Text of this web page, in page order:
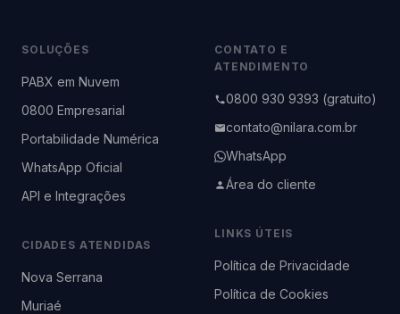
SOLUÇÕES
PABX em Nuvem
0800 Empresarial
Portabilidade Numérica
WhatsApp Oficial
API e Integrações
CIDADES ATENDIDAS
Nova Serrana
Muriaé
CONTATO E
ATENDIMENTO
0800 930 9393 (gratuito)
contato@nilara.com.br
WhatsApp
Área do cliente
LINKS ÚTEIS
Política de Privacidade
Política de Cookies